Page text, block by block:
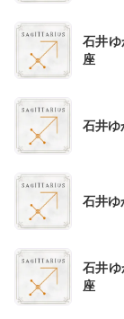
石井
座
石井ゆ
石井ゆ
石井
座